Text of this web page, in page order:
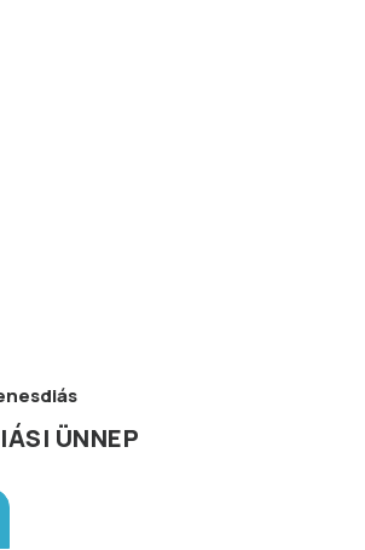
ÜNNEP